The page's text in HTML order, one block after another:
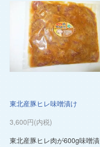
東北産豚ヒレ味噌漬け
3,600円(内税)
東北産豚ヒレ肉が600g味噌漬